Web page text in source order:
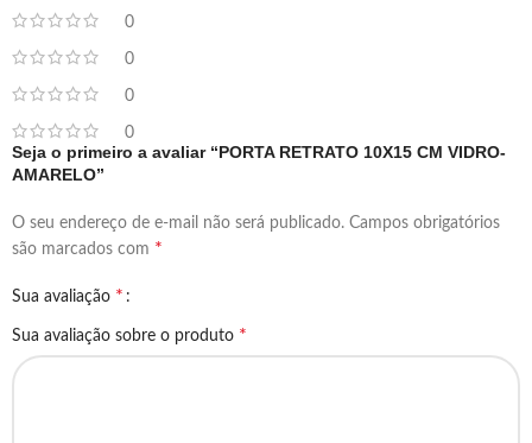
0
0
0
0
Seja o primeiro a avaliar “PORTA RETRATO 10X15 CM VIDRO-
AMARELO”
O seu endereço de e-mail não será publicado. Campos obrigatórios
são marcados com *
Sua avaliação *
Sua avaliação sobre o produto *